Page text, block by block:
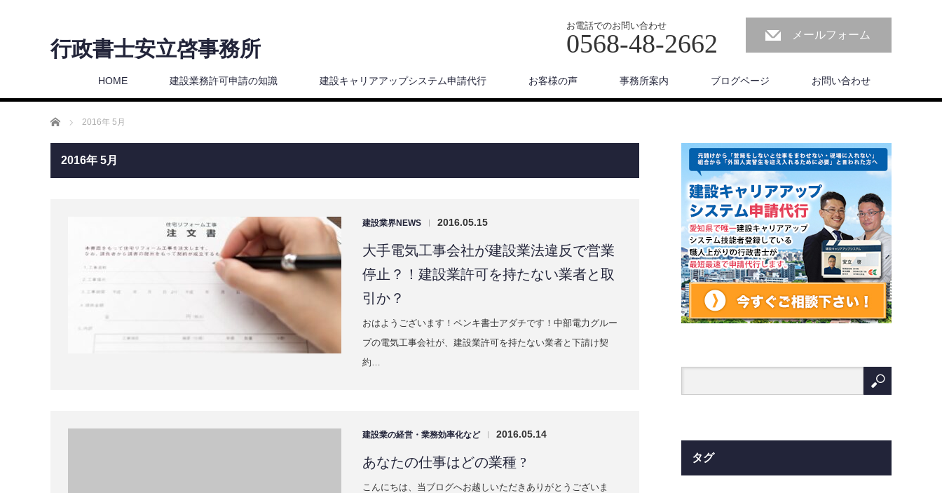
行政書士安立啓事務所
お電話でのお問い合わせ
0568-48-2662 メールフォーム
HOME 建設業務許可申請の知識 建設キャリアアップシステム申請代行 お客様の声 事務所案内 ブログページ お問い合わせ
ホーム 2016年 5月
2016年 5月
建設業界NEWS | 2016.05.15
大手電気工事会社が建設業法違反で営業
停止？！建設業許可を持たない業者と取
引か？
おはようございます！ペンキ書士アダチです！中部電力グルー
プの電気工事会社が、建設業許可を持たない業者と下請け契
約…
建設業の経営・業務効率化など | 2016.05.14
あなたの仕事はどの業種 ?
こんにちは、当ブログへお越しいただきありがとうございま
タグ